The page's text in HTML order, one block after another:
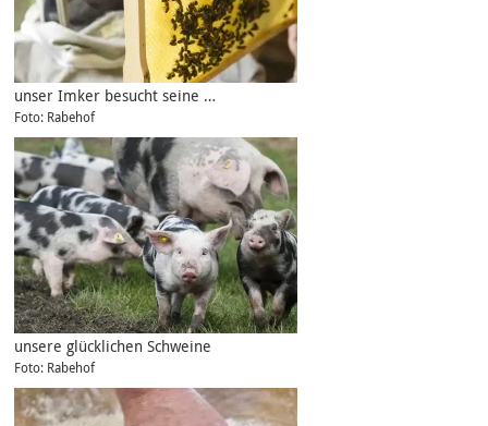
unser Imker besucht seine …
Foto: Rabehof
unsere glücklichen Schweine
Foto: Rabehof